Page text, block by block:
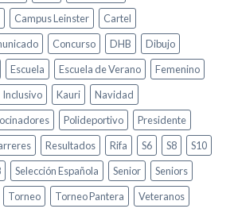
Campus Leinster
Cartel
Concurso DHB
Dibujo
Escuela Escuela de Verano
Femenino
Inclusivo Kauri
Navidad
Polideportivo
Presidente
Resultados Rifa S6 S8
S10
Selección Española Senior
Seniors
Torneo Torneo Pantera Veteranos